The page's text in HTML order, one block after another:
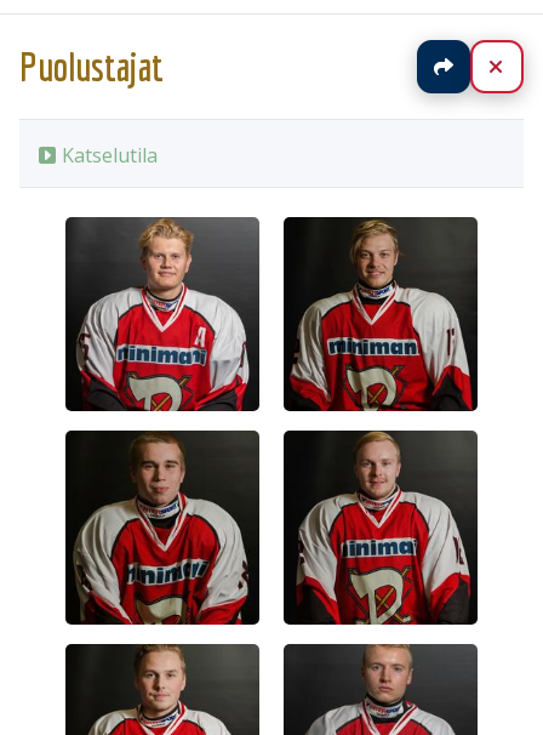
Puolustajat Jaa
Katselutila